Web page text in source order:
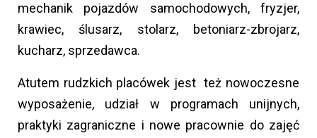
mechanik pojazdów samochodowych, fryzjer,
krawiec, ślusarz, stolarz, betoniarz-zbrojarz,
kucharz, sprzedawca.
Atutem rudzkich placówek jest też nowoczesne
wyposażenie, udział w programach unijnych,
praktyki zagraniczne i nowe pracownie do zajęć